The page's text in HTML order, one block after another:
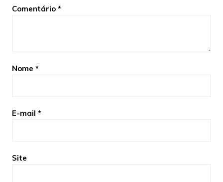
Comentário *
Nome *
E-mail *
Site